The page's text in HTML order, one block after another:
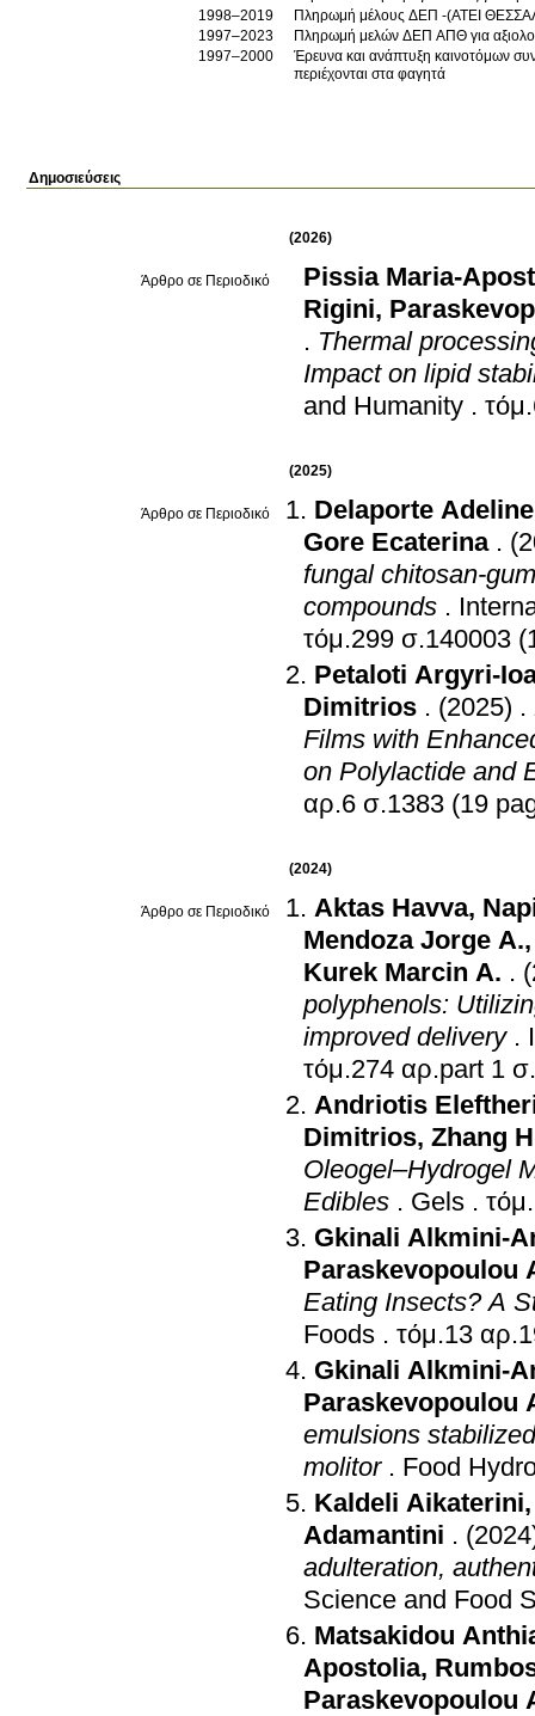
1998–2019
Πληρωμή μέλους ΔΕΠ -(ΑΤΕΙ
1997–2023
Πληρωμή μελών ΔΕΠ ΑΠΘ για
1997–2000
Έρευνα και ανάπτυξη καινοτόμων
περιέχονται στα φαγητά
Δημοσιεύσεις
(2026)
Άρθρο σε Περιοδικό
Pissia Maria-
Rigini,
. Thermal
Impact on lipid
and Humanity .
(2025)
Άρθρο σε Περιοδικό Delaporte Adeline
Gore Ecaterina .
fungal chitosan-
compounds .
τόμ.299
Petaloti Argyri-
Dimitrios . (2025) .
Films with
on Polylactide and
αρ.6 σ.1383 (19
(2024)
Άρθρο σε Περιοδικό Aktas Havva,
Mendoza Jorge A.
Kurek Marcin A. .
polyphenols:
improved delivery .
Andriotis
Dimitrios, Zhang
Oleogel–Hydrogel
Edibles . Gels .
Gkinali Alkmini-
Paraskevopoulou
Eating Insects? A
Foods .
Gkinali Alkmini-
Paraskevopoulou
emulsions
molitor . Food
Kaldeli Aikaterini
Adamantini .
adulteration,
Science and Food
Matsakidou
Apostolia,
Paraskevopoulou